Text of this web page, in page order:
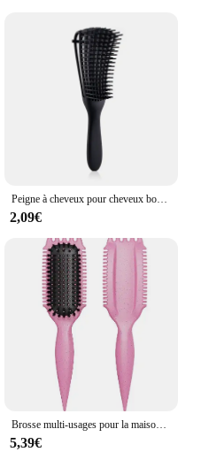
Peigne à cheveux pour cheveux bouclés, massage du cuir chevelu, poignées, optique, poulpe, salon, femmes, hommes
2,09€
Brosse multi-usages pour la maison, outils de coiffure, peigne à barbe, définition des boucles, port, nouveau
5,39€